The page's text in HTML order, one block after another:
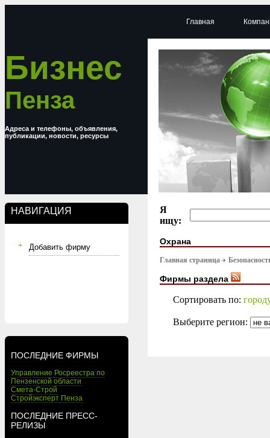
Бизнес
Пенза
Адреса и телефоны, объявления,
публикации, новости, ресурсы
НАВИГАЦИЯ
Добавить фирму
ПОСЛЕДНИЕ ФИРМЫ
Управление Росреестра по
Пензенской области
Смета-Строй
Стройэксперт Пенза
ПОСЛЕДНИЕ ПРЕСС-
РЕЛИЗЫ
Главная
Я
ищу:
Охрана
Главная страница
Фирмы раздела
Сортировать по:
Выберите регион: